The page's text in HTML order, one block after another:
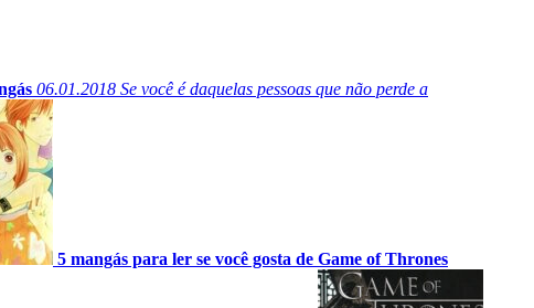
06.01.2018 Se você é daquelas pessoas que não perde a
5 mangás para ler se você gosta de Game of Thrones